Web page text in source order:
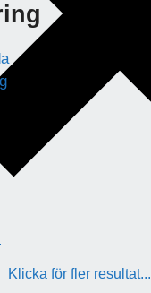
Klicka för fler resultat...